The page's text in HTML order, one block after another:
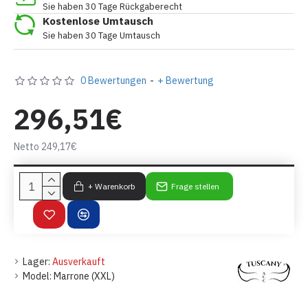
Sie haben 30 Tage Rückgaberecht
Kostenlose Umtausch
Sie haben 30 Tage Umtausch
Lager: Ausverkauft
Model: Marrone (XXL)
0 Bewertungen - + Bewertung
296,51€
Netto 249,17€
+ Warenkorb Frage stellen